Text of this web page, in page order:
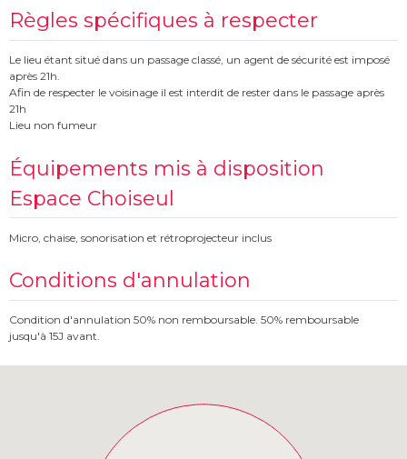
Règles spécifiques à respecter
Le lieu étant situé dans un passage classé, un agent de sécurité est imposé
après 21h.
Afin de respecter le voisinage il est interdit de rester dans le passage après
21h
Lieu non fumeur
Équipements mis à disposition
Espace Choiseul
Micro, chaise, sonorisation et rétroprojecteur inclus
Conditions d'annulation
Condition d'annulation 50% non remboursable. 50% remboursable
jusqu'à 15J avant.